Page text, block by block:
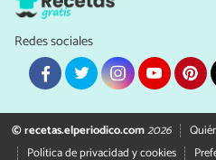
Redes sociales
© recetas.elperiodico.com2026
Política de privacidad y cookies